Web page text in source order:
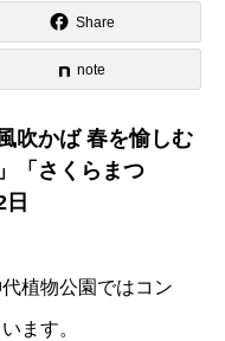
Share
note
吹かば 春を愉しむ
「さくらまつ
植物公園ではコン
ます。